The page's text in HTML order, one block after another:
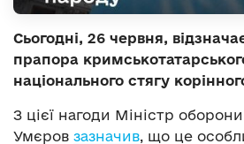
Сьогодні, 26 червня,
прапора
національного стягу
З цієї нагоди Міністр
Умєров зазначив, що це